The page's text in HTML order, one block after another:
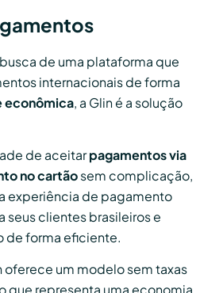
de uma plataforma que
internacionais de forma
econômica, a Glin é a solução
de aceitarpagamentos via
no cartãosem complicação,
experiência de pagamento
seus clientes brasileiros e
de forma eficiente.
oferece um modelo sem taxas
que representa uma economia